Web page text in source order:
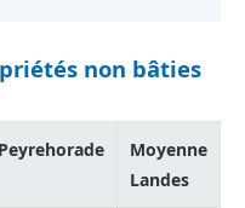
non bâties
Peyrehorade
Moyenne
Landes